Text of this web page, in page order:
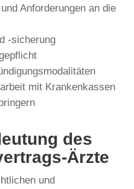
Anforderungen an die
-sicherung
mit Krankenkassen
des
Ärzte
und